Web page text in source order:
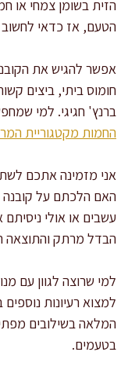
הזית בשומן צמחי או
הטעם, אז כדאי
אפשר להגיש את
חומוס ביתי, ביצים
ברנץ' חגיגי. למי
החמות מקטגוריית
אני מזמינה אתכם
האם הלכתם על
עשבים או אולי
הבדל מרתק והתוצאה
למי שרוצה לגוון עם
למצוא רעיונות נוספים
המלאה בשילובים
בטעמים.